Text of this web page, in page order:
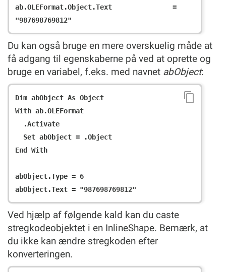
ab.OLEFormat.Object.Text =
Du kan også bruge en mere overskuelig måde at
få adgang til egenskaberne på ved at oprette og
bruge en variabel, f.eks. med navnet abObject:
Dim abObject As Object
With ab.OLEFormat
End With
abObject.Type = 6
Ved hjælp af følgende kald kan du caste
stregkodeobjektet i en InlineShape. Bemærk, at
du ikke kan ændre stregkoden efter
konverteringen.